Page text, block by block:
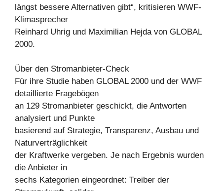
längst bessere Alternativen gibt“, kritisieren WWF-
Klimasprecher
Reinhard Uhrig und Maximilian Hejda von GLOBAL
2000.
Über den Stromanbieter-Check
Für ihre Studie haben GLOBAL 2000 und der WWF
detaillierte Fragebögen
an 129 Stromanbieter geschickt, die Antworten
analysiert und Punkte
basierend auf Strategie, Transparenz, Ausbau und
Naturverträglichkeit
der Kraftwerke vergeben. Je nach Ergebnis wurden
die Anbieter in
sechs Kategorien eingeordnet: Treiber der